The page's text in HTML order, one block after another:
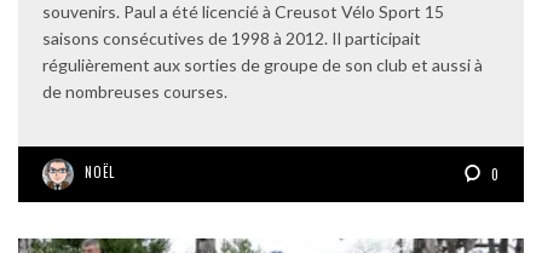
souvenirs. Paul a été licencié à Creusot Vélo Sport 15
saisons consécutives de 1998 à 2012. Il participait
régulièrement aux sorties de groupe de son club et aussi à
de nombreuses courses.
NOËL 0